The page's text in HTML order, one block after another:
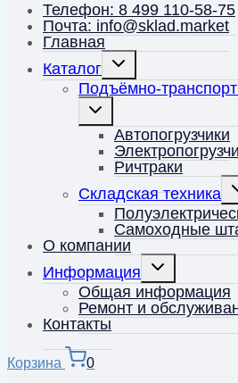
Телефон: 8 499 110-58-75
Почта: info@sklad.market
Главная
Каталог
Переключить
меню
Подъёмно-
Переключить
меню Автопогрузчики
Ричтраки
Складская техника
Самоходные
О компании
Информация
Переключить
меню
Общая информация
Ремонт и
Контакты
Корзина 0